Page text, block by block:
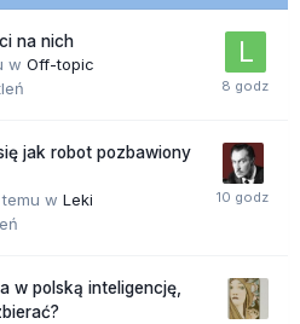
na nich
w Off-topic
jak robot pozbawiony
w Leki
w polską inteligencję,